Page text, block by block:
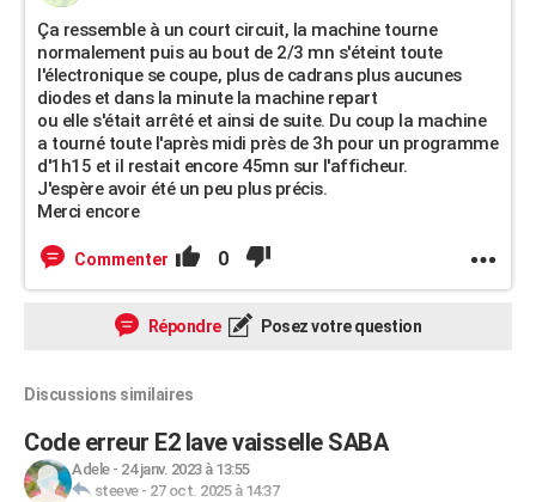
Ça ressemble à un court circuit, la machine tourne
normalement puis au bout de 2/3 mn s'éteint toute
l'électronique se coupe, plus de cadrans plus aucunes
diodes et dans la minute la machine repart
ou elle s'était arrêté et ainsi de suite. Du coup la machine
a tourné toute l'après midi près de 3h pour un programme
d'1h15 et il restait encore 45mn sur l'afficheur.
J'espère avoir été un peu plus précis.
Merci encore
Commenter 0
Répondre Posez votre question
Discussions similaires
Code erreur E2 lave vaisselle SABA
Adele- 24 janv. 2023 à 13:55
steeve- 27 oct. 2025 à 14:37